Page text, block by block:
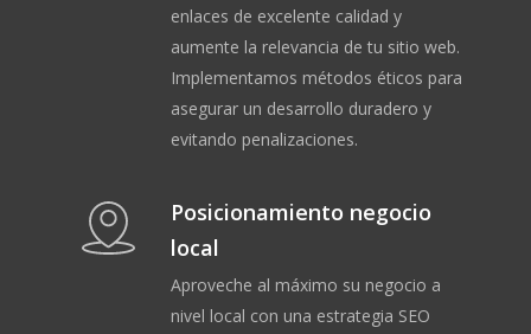
enlaces de excelente calidad y
aumente la relevancia de tu sitio web.
Implementamos métodos éticos para
asegurar un desarrollo duradero y
evitando penalizaciones.
Posicionamiento negocio
local
Aproveche al máximo su negocio a
nivel local con una estrategia SEO